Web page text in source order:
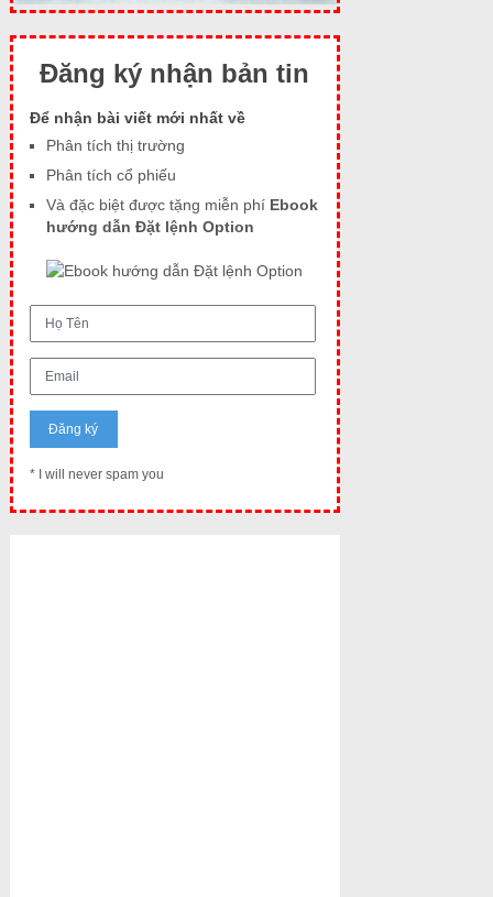
Đăng ký nhận bản tin
Để nhận bài viết mới nhất về
Phân tích thị trường
Phân tích cổ phiếu
Và đặc biệt được tặng miễn phí Ebook
hướng dẫn Đặt lệnh Option
* I will never spam you